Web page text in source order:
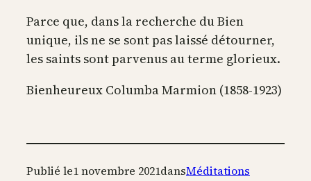
Parce que, dans la recherche du Bien
unique, ils ne se sont pas laissé détourner,
les saints sont parvenus au terme glorieux.
Bienheureux Columba Marmion (1858-1923)
Publié le1 novembre 2021dansMéditations